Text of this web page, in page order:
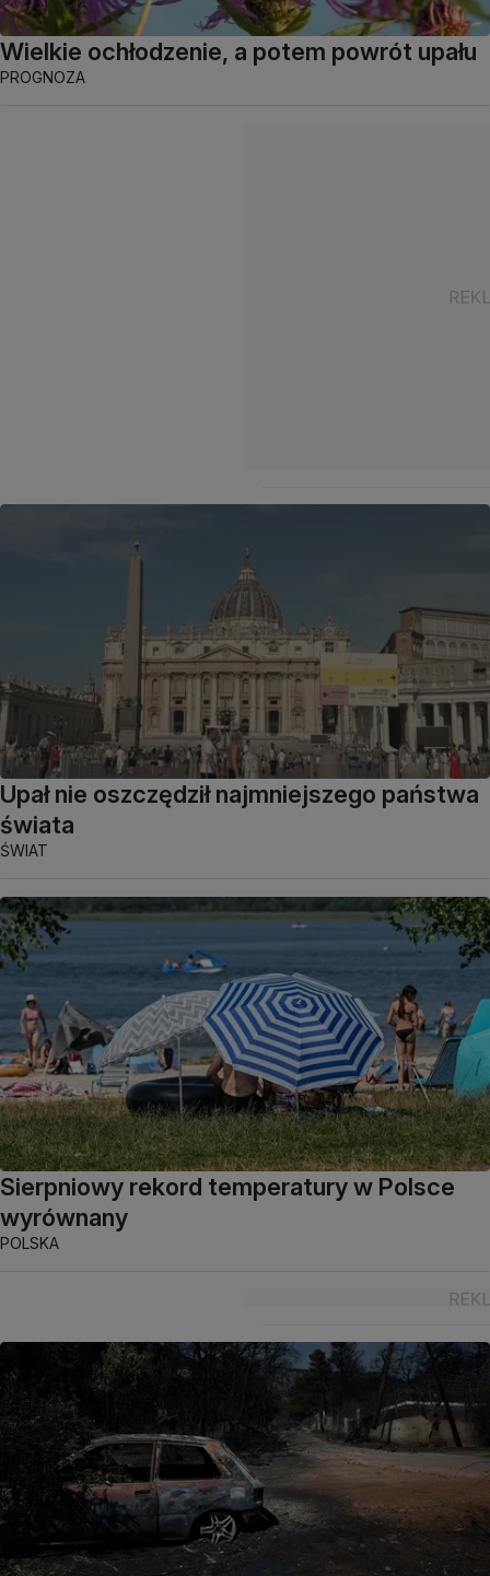
Wielkie ochłodzenie, a potem powrót upału
PROGNOZA
Upał nie oszczędził najmniejszego państwa
świata
ŚWIAT
Sierpniowy rekord temperatury w Polsce
wyrównany
POLSKA